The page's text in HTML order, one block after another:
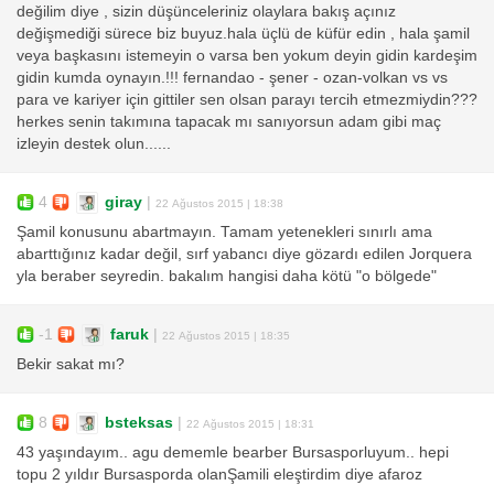
değilim diye , sizin düşünceleriniz olaylara bakış açınız
değişmediği sürece biz buyuz.hala üçlü de küfür edin , hala şamil
veya başkasını istemeyin o varsa ben yokum deyin gidin kardeşim
gidin kumda oynayın.!!! fernandao - şener - ozan-volkan vs vs
para ve kariyer için gittiler sen olsan parayı tercih etmezmiydin???
herkes senin takımına tapacak mı sanıyorsun adam gibi maç
izleyin destek olun......
4 giray 22 Ağustos 2015 | 18:38
Şamil konusunu abartmayın. Tamam yetenekleri sınırlı ama
abarttığınız kadar değil, sırf yabancı diye gözardı edilen Jorquera
yla beraber seyredin. bakalım hangisi daha kötü "o bölgede"
-1 faruk 22 Ağustos 2015 | 18:35
Bekir sakat mı?
8 bsteksas 22 Ağustos 2015 | 18:31
43 yaşındayım.. agu dememle bearber Bursasporluyum.. hepi
topu 2 yıldır Bursasporda olanŞamili eleştirdim diye afaroz